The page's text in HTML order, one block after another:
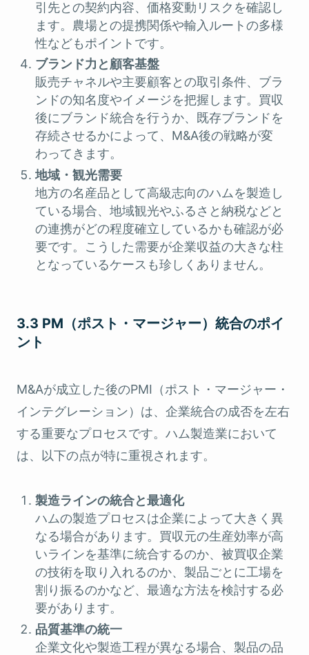
引先との契約内容、価格変動リスクを確認し
ます。農場との提携関係や輸入ルートの多様
性などもポイントです。
ブランド力と顧客基盤
販売チャネルや主要顧客との取引条件、ブラ
ンドの知名度やイメージを把握します。買収
後にブランド統合を行うか、既存ブランドを
存続させるかによって、M&A後の戦略が変
わってきます。
地域・観光需要
地方の名産品として高級志向のハムを製造し
ている場合、地域観光やふるさと納税などと
の連携がどの程度確立しているかも確認が必
要です。こうした需要が企業収益の大きな柱
となっているケースも珍しくありません。
3.3 PM（ポスト・マージャー）統合のポイ
ント
M&Aが成立した後のPMI（ポスト・マージャー・
インテグレーション）は、企業統合の成否を左右
する重要なプロセスです。ハム製造業において
は、以下の点が特に重視されます。
製造ラインの統合と最適化
ハムの製造プロセスは企業によって大きく異
なる場合があります。買収元の生産効率が高
いラインを基準に統合するのか、被買収企業
の技術を取り入れるのか、製品ごとに工場を
割り振るのかなど、最適な方法を検討する必
要があります。
品質基準の統一
企業文化や製造工程が異なる場合、製品の品